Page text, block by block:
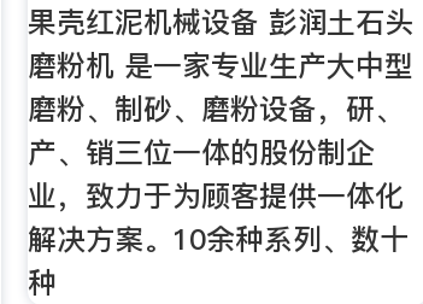
果壳红泥机械设备 彭润土石头
磨粉机 是一家专业生产大中型
磨粉、制砂、磨粉设备，研、
产、销三位一体的股份制企
业，致力于为顾客提供一体化
解决方案。10余种系列、数十
种